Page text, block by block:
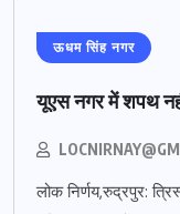
ऊधम सिंह नगर
यूएस नगर में शपथ
लोक निर्णय,रुद्रपुर: